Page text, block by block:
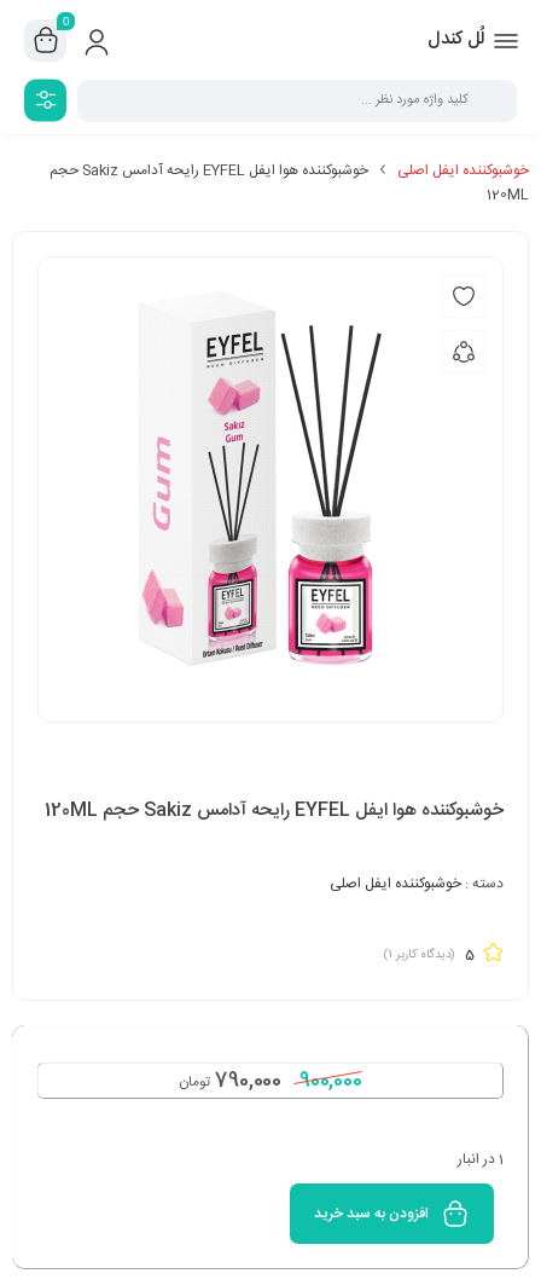
لُل کندل
0
خوشبوکننده ایفل اصلی
خوشبوکننده هوا ایفل EYFEL رایحه آدامس Sakiz حجم
120ML
خوشبوکننده هوا ایفل EYFEL رایحه آدامس Sakiz حجم 120ML
دسته : خوشبوکننده ایفل اصلی
5 (دیدگاه کاربر 1
)
900,000
790,000 تومان
1 در انبار
افزودن به سبد خرید